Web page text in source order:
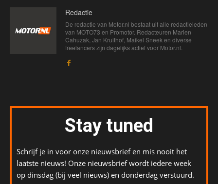
Redactie
De redactie van Motor.nl bestaat uit alle redactieleden
van MOTO73 en Promotor. Redacteuren Marien
Cahuzak, Jan Kruithof, Maikel Sneek en diverse
freelancers zijn dagelijks actief voor Motor.nl.
Stay tuned
Schrijf je in voor onze nieuwsbrief en mis nooit het
laatste nieuws! Onze nieuwsbrief wordt iedere week
op dinsdag (bij veel nieuws) en donderdag verstuurd.